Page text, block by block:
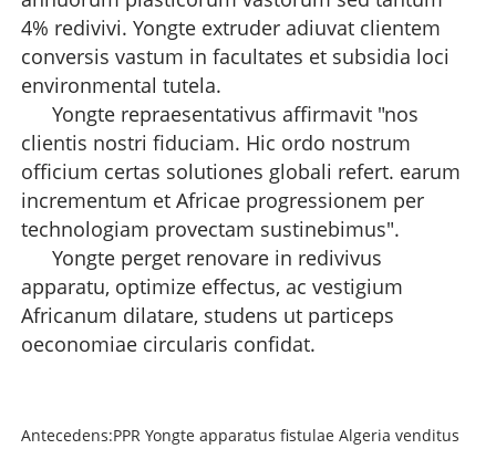
4% redivivi. Yongte extruder adiuvat clientem
conversis vastum in facultates et subsidia loci
environmental tutela.
Yongte repraesentativus affirmavit "nos
clientis nostri fiduciam. Hic ordo nostrum
officium certas solutiones globali refert. earum
incrementum et Africae progressionem per
technologiam provectam sustinebimus".
Yongte perget renovare in redivivus
apparatu, optimize effectus, ac vestigium
Africanum dilatare, studens ut particeps
oeconomiae circularis confidat.
Antecedens:PPR Yongte apparatus fistulae Algeria venditus